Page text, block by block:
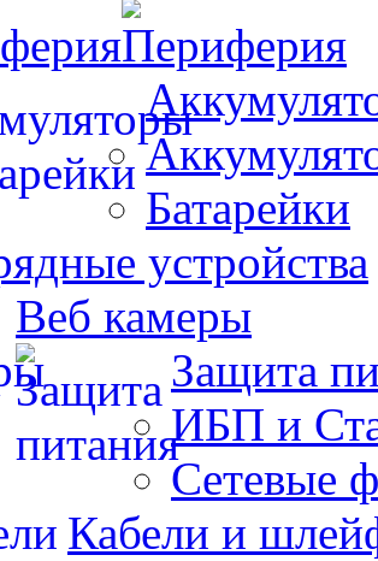
Батарейки
устройства
Веб камеры
Защита
ИБП и
Сетевые
Кабели и